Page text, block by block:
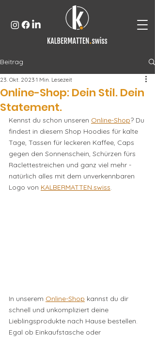
Beitrag
Online-Shop: Dein Stil. Dein
Statement.
23. Okt. 2023 1 Min. Lesezeit
Kennst du schon unseren Online-Shop? Du
findest in diesem Shop Hoodies für kalte
Tage, Tassen für leckeren Kaffee, Caps
gegen den Sonnenschein, Schürzen fürs
Raclettestreichen und ganz viel mehr -
natürlich alles mit dem unverkennbaren
Logo von KALBERMATTEN.swiss.
In unserem Online-Shop kannst du dir
schnell und unkompliziert deine
Lieblingsprodukte nach Hause bestellen.
Egal ob Einkaufstasche oder